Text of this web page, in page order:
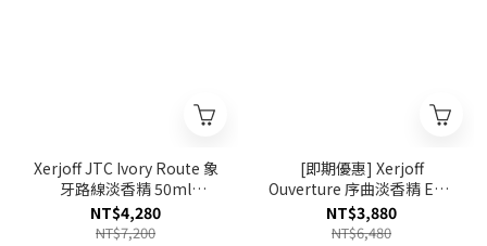
Xerjoff JTC Ivory Route 象
牙路線淡香精 50ml
TESTER
NT$4,280
NT$7,200
[即期優惠] Xerjoff
Ouverture 序曲淡香精 EDP
50ml 效期至2027.07
NT$3,880
NT$6,480